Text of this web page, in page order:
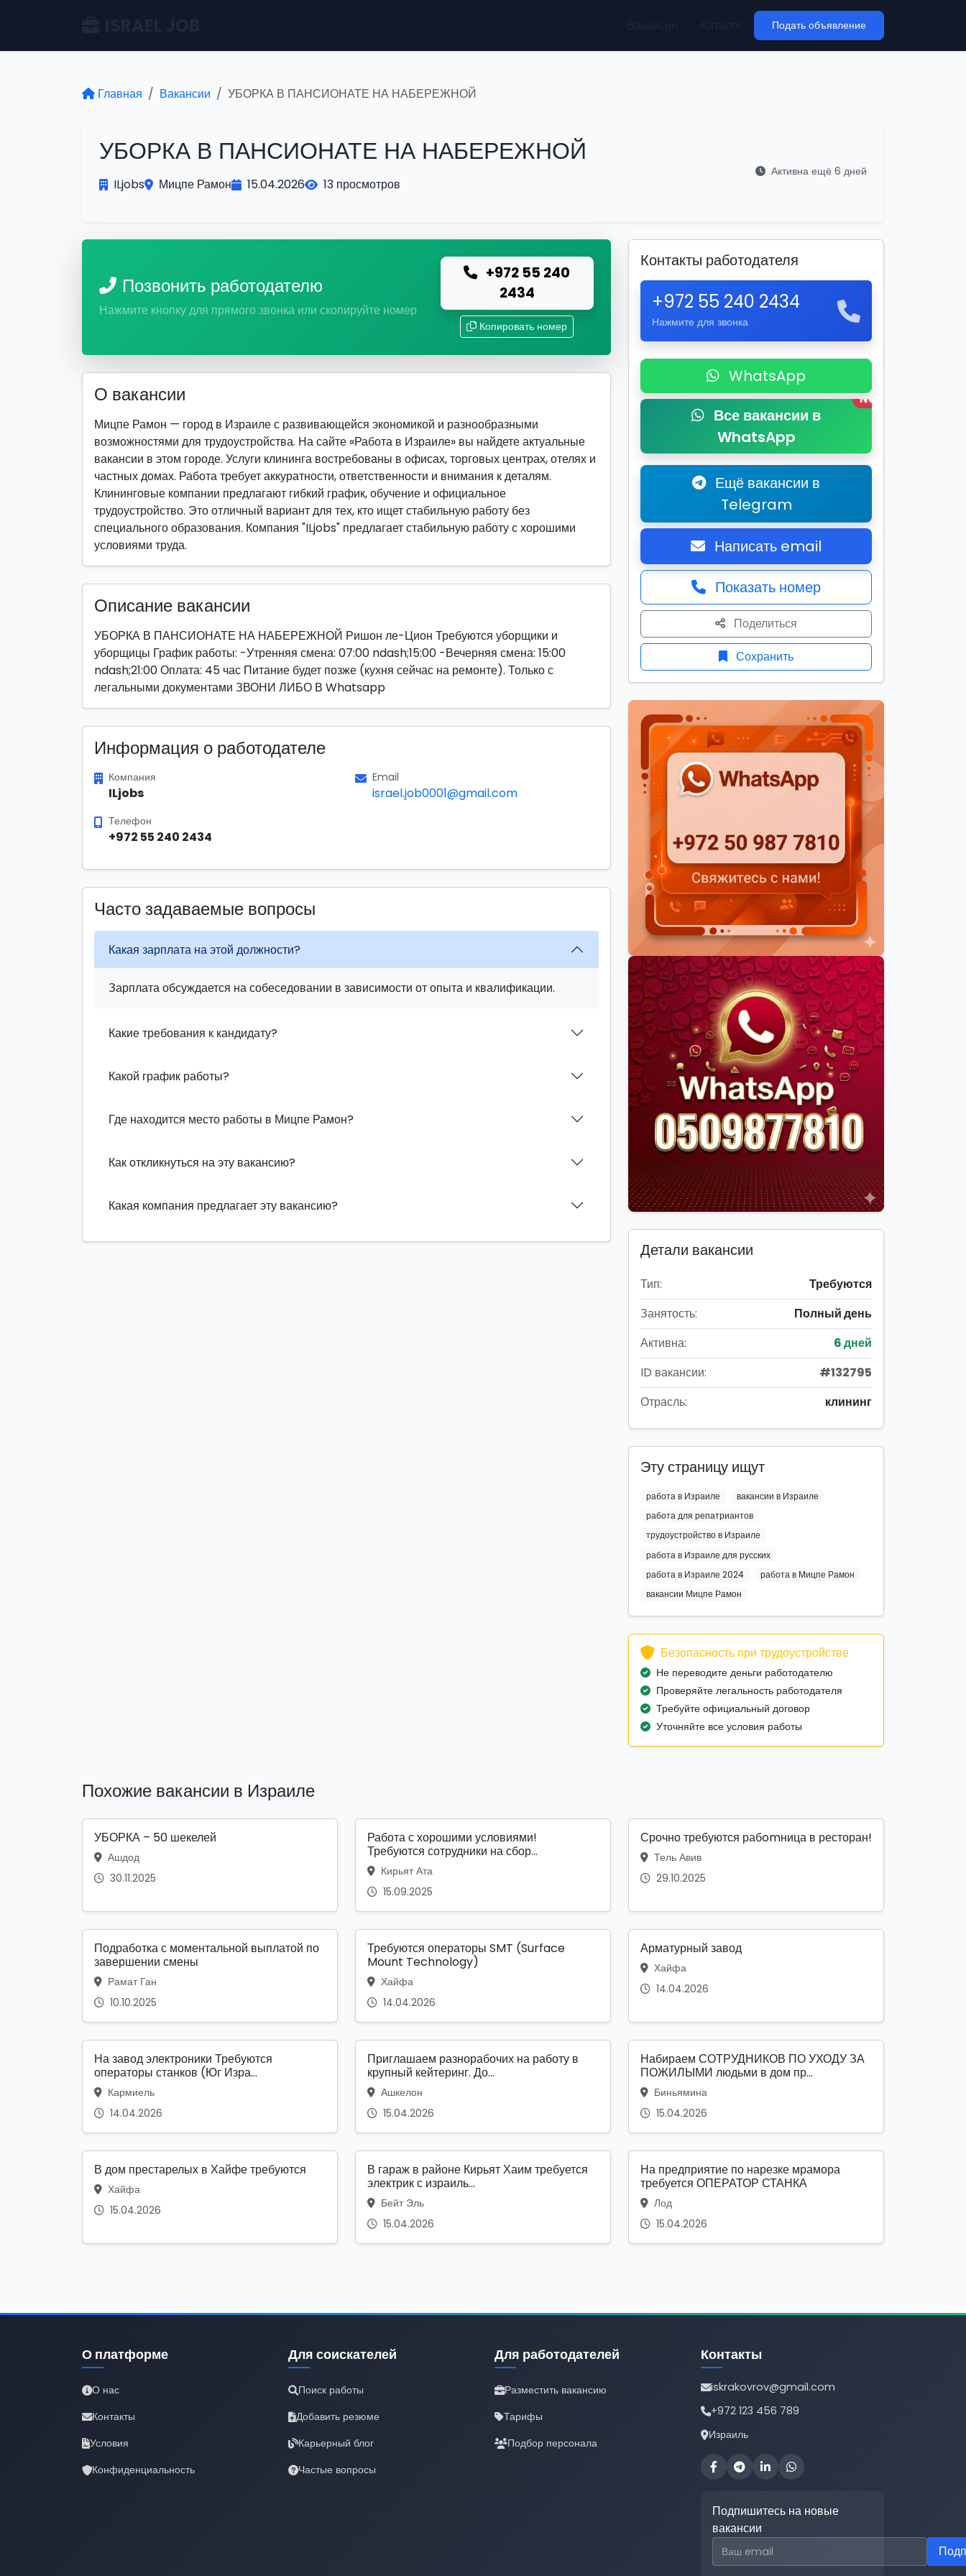
Подать объявление
Главная Вакансии УБОРКА В ПАНСИОНАТЕ НА НАБЕРЕЖНОЙ
УБОРКА В ПАНСИОНАТЕ НА НАБЕРЕЖНОЙ
ILjobs Мицпе Рамон 15.04.2026 13 просмотров
Активна ещё 6 дней
Позвонить работодателю
Нажмите кнопку для прямого звонка или скопируйте номер
+972 55 240
2434
Копировать номер
О вакансии
Мицпе Рамон — город в Израиле с развивающейся экономикой и разнообразными
возможностями для трудоустройства. На сайте «Работа в Израиле» вы найдете актуальные
вакансии в этом городе. Услуги клининга востребованы в офисах, торговых центрах, отелях и
частных домах. Работа требует аккуратности, ответственности и внимания к деталям.
Клининговые компании предлагают гибкий график, обучение и официальное
трудоустройство. Это отличный вариант для тех, кто ищет стабильную работу без
специального образования. Компания "ILjobs" предлагает стабильную работу с хорошими
условиями труда.
Описание вакансии
УБОРКА В ПАНСИОНАТЕ НА НАБЕРЕЖНОЙ Ришон ле-Цион Требуются уборщики и
уборщицы График работы: -Утренняя смена: 07:00 ndash;15:00 -Вечерняя смена: 15:00
ndash;21:00 Оплата: 45 час Питание будет позже (кухня сейчас на ремонте). Только с
легальными документами ЗВОНИ ЛИБО В Whatsapp
Информация о работодателе
Компания
ILjobs
Email
israel.job0001@gmail.com
Телефон
+972 55 240 2434
Часто задаваемые вопросы
Какая зарплата на этой должности?
Зарплата обсуждается на собеседовании в зависимости от опыта и квалификации.
Какие требования к кандидату?
Какой график работы?
Где находится место работы в Мицпе Рамон?
Как откликнуться на эту вакансию?
Какая компания предлагает эту вакансию?
Контакты работодателя
+972 55 240 2434
Нажмите для звонка
WhatsApp
Все вакансии в
WhatsApp
New
Ещё вакансии в
Telegram
Написать email
Показать номер
Поделиться
Сохранить
Детали вакансии
Тип:
Требуются
Занятость:
Полный день
Активна:
6 дней
ID вакансии:
#132795
Отрасль:
клининг
Эту страницу ищут
работа в Израиле
вакансии в Израиле
работа для репатриантов
трудоустройство в Израиле
работа в Израиле для русских
работа в Израиле 2024
работа в Мицпе Рамон
вакансии Мицпе Рамон
Безопасность при трудоустройстве
Не переводите деньги работодателю
Проверяйте легальность работодателя
Требуйте официальный договор
Уточняйте все условия работы
Похожие вакансии в Израиле
УБОРКА – 50 шекелей
Ашдод
30.11.2025
Работа с хорошими условиями!
Требуются сотрудники на сбор...
Кирьят Ата
15.09.2025
Срочно требуются рабomница в ресторан!
Тель Авив
29.10.2025
Подработка с моментальной выплатой по
завершении смены
Рамат Ган
10.10.2025
Требуются операторы SMT (Surface
Mount Technology)
Хайфа
14.04.2026
Арматурный завод
Хайфа
14.04.2026
На завод электроники Требуются
операторы станков (Юг Изра...
Кармиель
14.04.2026
Приглашаем разнорабочих на работу в
крупный кейтеринг. До...
Ашкелон
15.04.2026
Набираем СОТРУДНИКОВ ПО УХОДУ ЗА
ПОЖИЛЫМИ людьми в дом пр...
Биньямина
15.04.2026
В дом престарелых в Хайфе требуются
Хайфа
15.04.2026
В гараж в районе Кирьят Хаим требуется
электрик с израиль...
Бейт Эль
15.04.2026
На предприятие по нарезке мрамора
требуется ОПЕРАТОР СТАНКА
Лод
15.04.2026
О платформе
О нас
Контакты
Условия
Конфиденциальность
Для соискателей
Поиск работы
Добавить резюме
Карьерный блог
Частые вопросы
Для работодателей
Разместить вакансию
Тарифы
Подбор персонала
Контакты
iskrakovrov@gmail.com
+972 123 456 789
Израиль
Подпишитесь на новые
вакансии
Email для подписки